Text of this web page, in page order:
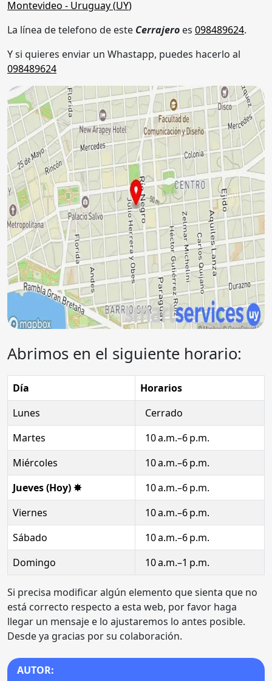
Montevideo - Uruguay (UY)
La línea de telefono de este Cerrajero es 098489624.
Y si quieres enviar un Whastapp, puedes hacerlo al
098489624
Abrimos en el siguiente horario:
Día
Horarios
Lunes
Cerrado
Martes
10 a.m.–6 p.m.
Miércoles
10 a.m.–6 p.m.
Jueves (Hoy) ✸
10 a.m.–6 p.m.
Viernes
10 a.m.–6 p.m.
Sábado
10 a.m.–6 p.m.
Domingo
10 a.m.–1 p.m.
Si precisa modificar algún elemento que sienta que no
está correcto respecto a esta web, por favor haga
llegar un mensaje e lo ajustaremos lo antes posible.
Desde ya gracias por su colaboración.
AUTOR: